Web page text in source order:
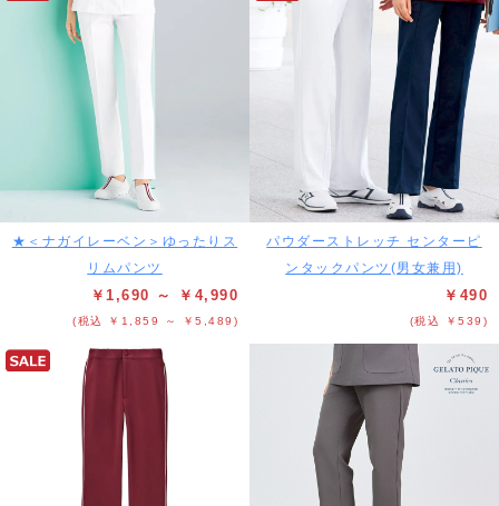
★＜ナガイレーベン＞ゆったりス
リムパンツ
￥1,690 ～ ￥4,990
(税込 ￥1,859 ～ ￥5,489)
パウダーストレッチ センターピ
ンタックパンツ(男女兼用)
￥490
(税込 ￥539)